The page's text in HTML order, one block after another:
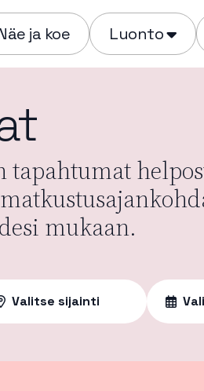
ja koe Luonto
tapahtumat
mukaan.
Valitse sijainti